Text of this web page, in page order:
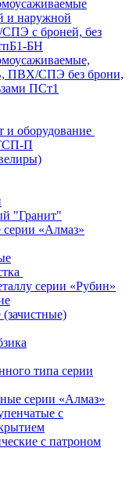
и наружной
с броней, без
БН
ПВХ/СПЭ без брони,
ПСт1
и оборудование
П
"Гранит"
серии «Алмаз»
серии «Рубин»
типа серии
серии «Алмаз»
с
с патроном